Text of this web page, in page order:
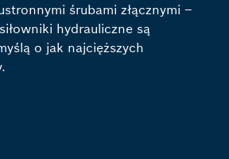
śrubami złącznymi –
hydrauliczne są
o jak najcięższych